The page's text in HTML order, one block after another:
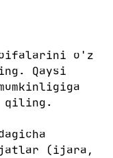
o'z
Qaysi
qiling.
(ijara,